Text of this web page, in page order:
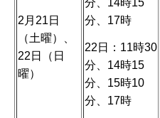
2月21日
（土曜）、
22日（日
曜）
分、14時15
分、17時
22日：11時30
分、14時15
分、15時10
分、17時